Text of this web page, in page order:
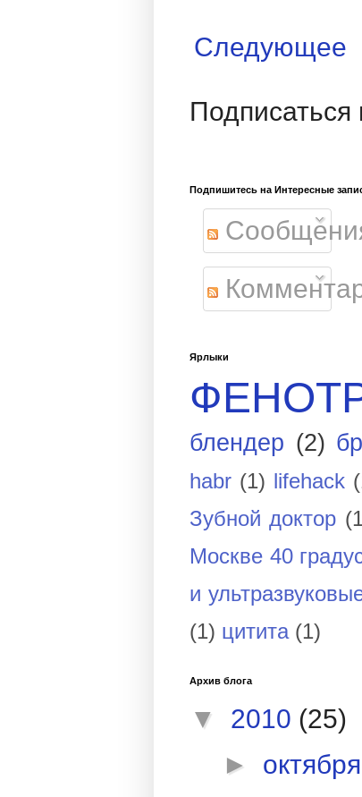
Следующее
Подписаться
Подпишитесь на Интересные
Ярлыки
блендер (2)
habr (1) lifehack
Зубной доктор
Москве 40
и
(1) цитита (1)
Архив блога
▼ 2010 (25)
► октября